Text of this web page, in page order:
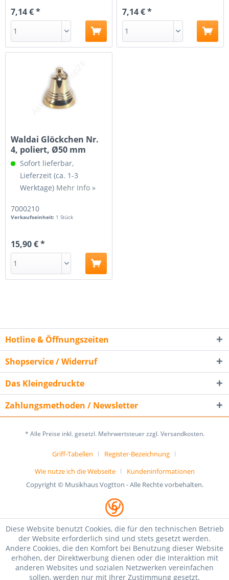
7,14 € * 7,14 € *
Waldai Glöckchen Nr.
4, poliert, Ø50 mm
Sofort lieferbar,
Lieferzeit (ca. 1-3
Werktage) Mehr Info »
7000210
Verkaufseinheit: 1 Stück
15,90 € *
Hotline & Öffnungszeiten
Shopservice / Widerruf
Das Kleingedruckte
Zahlungsmethoden / Newsletter
* Alle Preise inkl. gesetzl. Mehrwertsteuer zzgl. Versandkosten.
Griff-Tabellen
Register-Bezeichnung
Wie nutze ich die Webseite
Kundeninformationen
Copyright © Musikhaus Vogtton - Alle Rechte vorbehalten.
Diese Website benutzt Cookies, die für den technischen Betrieb
der Website erforderlich sind und stets gesetzt werden.
Andere Cookies, die den Komfort bei Benutzung dieser Website
erhöhen, der Direktwerbung dienen oder die Interaktion mit
anderen Websites und sozialen Netzwerken vereinfachen
sollen, werden nur mit Ihrer Zustimmung gesetzt.